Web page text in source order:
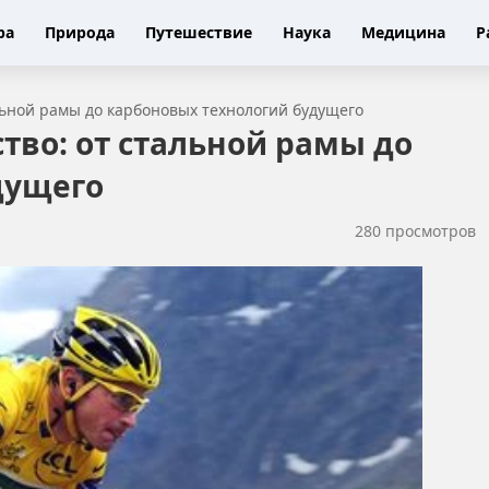
Природа Путешествие Наука Медицина
рамы до карбоновых технологий будущего
от стальной рамы до
280 просмотров